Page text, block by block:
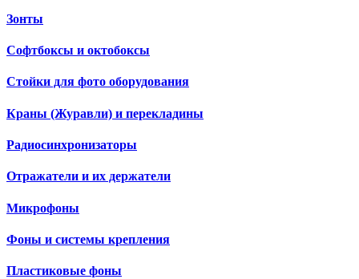
Зонты
Софтбоксы и октобоксы
Стойки для фото оборудования
Краны (Журавли) и перекладины
Радиосинхронизаторы
Отражатели и их держатели
Микрофоны
Фоны и системы крепления
Пластиковые фоны